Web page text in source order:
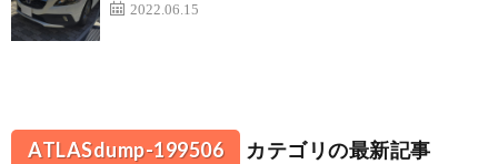
2022.06.15
ATLASdump-199506 カテゴリの最新記事